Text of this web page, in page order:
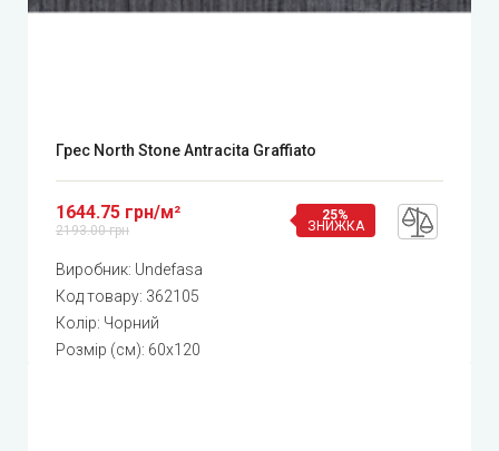
Грес North Stone Antracita Graffiato
1644.75 грн/м²
2193.00 грн
25%
ЗНИЖКА
Виробник: Undefasa
Код товару: 362105
Колір: Чорний
Розмір (см): 60x120